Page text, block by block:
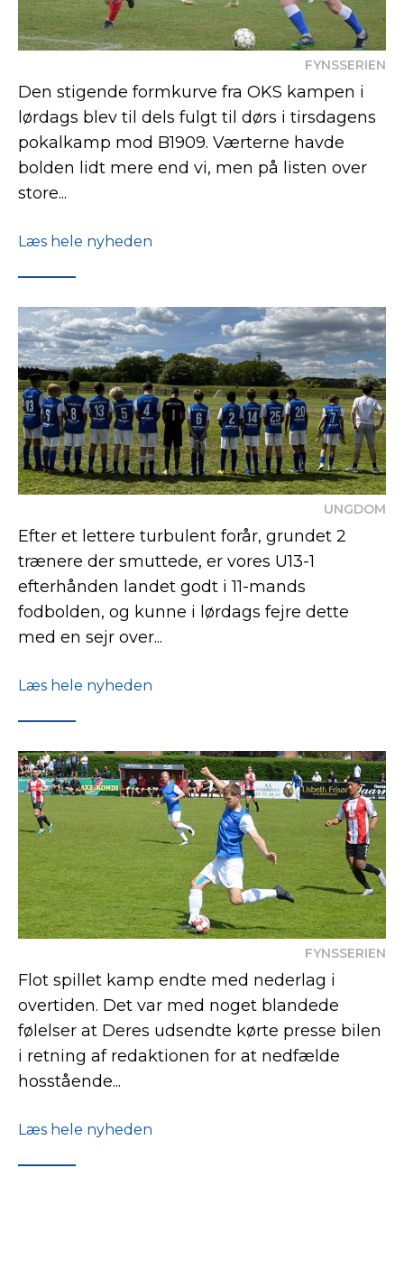
FYNSSERIEN
Den stigende formkurve fra OKS kampen i
lørdags blev til dels fulgt til dørs i tirsdagens
pokalkamp mod B1909. Værterne havde
bolden lidt mere end vi, men på listen over
store...
Læs hele nyheden
UNGDOM
Efter et lettere turbulent forår, grundet 2
trænere der smuttede, er vores U13-1
efterhånden landet godt i 11-mands
fodbolden, og kunne i lørdags fejre dette
med en sejr over...
Læs hele nyheden
FYNSSERIEN
Flot spillet kamp endte med nederlag i
overtiden. Det var med noget blandede
følelser at Deres udsendte kørte presse bilen
i retning af redaktionen for at nedfælde
hosstående...
Læs hele nyheden